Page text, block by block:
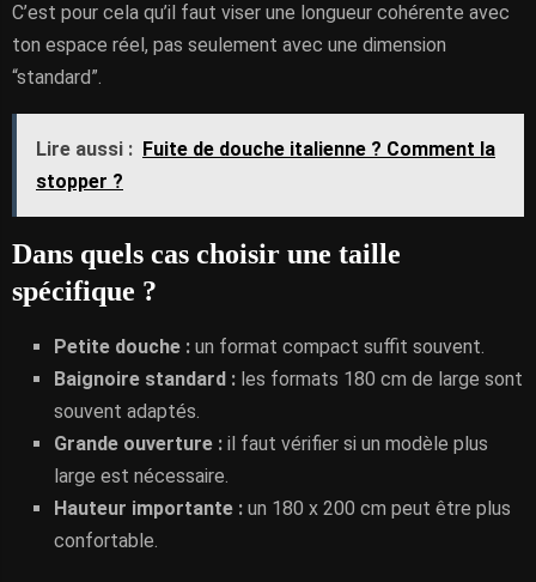
C’est pour cela qu’il faut viser une longueur cohérente avec
ton espace réel, pas seulement avec une dimension
“standard”.
Lire aussi : Fuite de douche italienne ? Comment la
stopper ?
Dans quels cas choisir une taille
spécifique ?
Petite douche : un format compact suffit souvent.
Baignoire standard : les formats 180 cm de large sont
souvent adaptés.
Grande ouverture : il faut vérifier si un modèle plus
large est nécessaire.
Hauteur importante : un 180 x 200 cm peut être plus
confortable.